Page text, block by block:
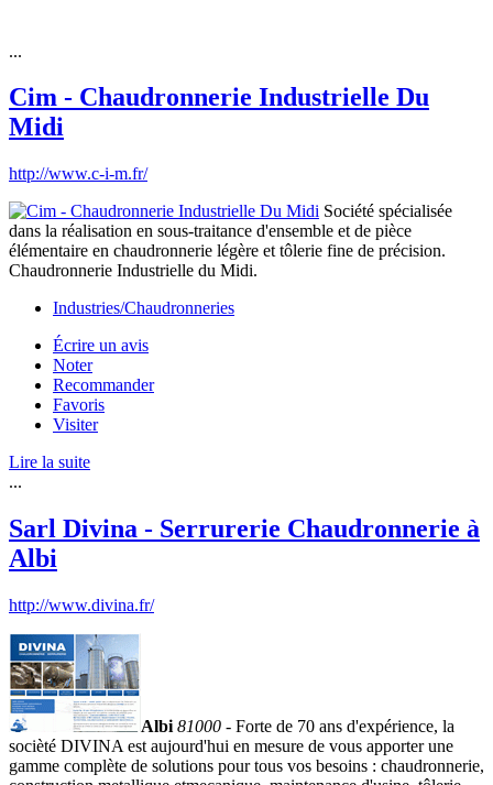
...
Cim - Chaudronnerie Industrielle Du
Midi
http://www.c-i-m.fr/
Société spécialisée
dans la réalisation en sous-traitance d'ensemble et de pièce
élémentaire en chaudronnerie légère et tôlerie fine de précision.
Chaudronnerie Industrielle du Midi.
Industries/Chaudronneries
Écrire un avis
Noter
Recommander
Favoris
Visiter
Lire la suite
...
Sarl Divina - Serrurerie Chaudronnerie à
Albi
http://www.divina.fr/
Albi 81000 - Forte de 70 ans d'expérience, la
socièté DIVINA est aujourd'hui en mesure de vous apporter une
gamme complète de solutions pour tous vos besoins : chaudronnerie,